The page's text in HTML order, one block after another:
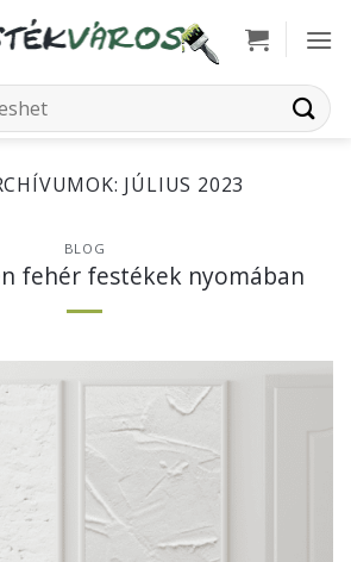
JÚLIUS 2023
BLOG
fehér festékek nyomában